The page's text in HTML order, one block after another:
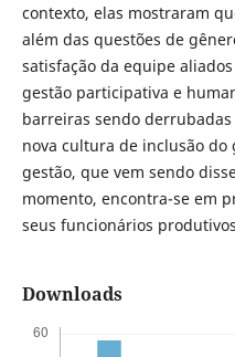
contexto, elas mostraram
além das questões de
satisfação da equipe
gestão participativa e
barreiras sendo
nova cultura de inclusão
gestão, que vem sendo
momento, encontra-se em
seus funcionários
Downloads